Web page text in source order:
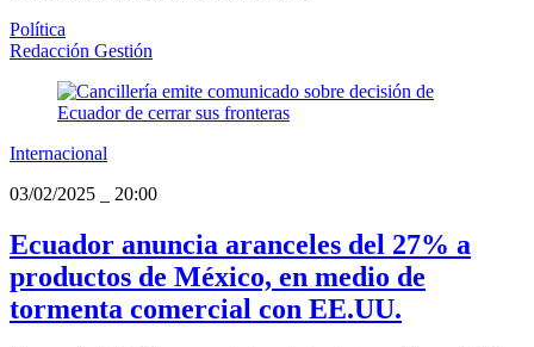
Política
Redacción Gestión
Internacional
03/02/2025
20:00
Ecuador anuncia aranceles del 27% a
productos de México, en medio de
tormenta comercial con EE.UU.